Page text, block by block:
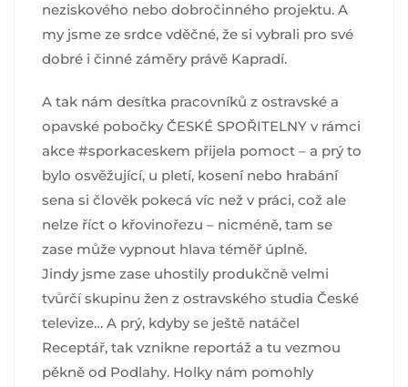
neziskového nebo dobročinného projektu. A
my jsme ze srdce vděčné, že si vybrali pro své
dobré i činné záměry právě Kapradí.
A tak nám desítka pracovníků z ostravské a
opavské pobočky ČESKÉ SPOŘITELNY v rámci
akce #sporkaceskem přijela pomoct – a prý to
bylo osvěžující, u pletí, kosení nebo hrabání
sena si člověk pokecá víc než v práci, což ale
nelze říct o křovinořezu – nicméně, tam se
zase může vypnout hlava téměř úplně.
Jindy jsme zase uhostily produkčně velmi
tvůrčí skupinu žen z ostravského studia České
televize… A prý, kdyby se ještě natáčel
Receptář, tak vznikne reportáž a tu vezmou
pěkně od Podlahy. Holky nám pomohly